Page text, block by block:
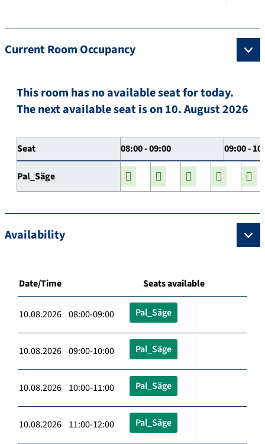
Current Room Occupancy
This room has no available seat for today.
The next available seat is on 10. August 2026
Seat 08:00 - 09:00 09:00 -
Pal_Säge
Availability
Date/Time Seats available
10.08.2026 08:00-09:00 Pal_Säge
10.08.2026 09:00-10:00 Pal_Säge
10.08.2026 10:00-11:00 Pal_Säge
10.08.2026 11:00-12:00 Pal_Säge